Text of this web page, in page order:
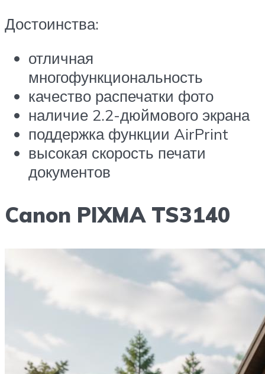
Достоинства:
отличная
многофункциональность
качество распечатки фото
наличие 2.2-дюймового экрана
поддержка функции AirPrint
высокая скорость печати
документов
Canon PIXMA TS3140